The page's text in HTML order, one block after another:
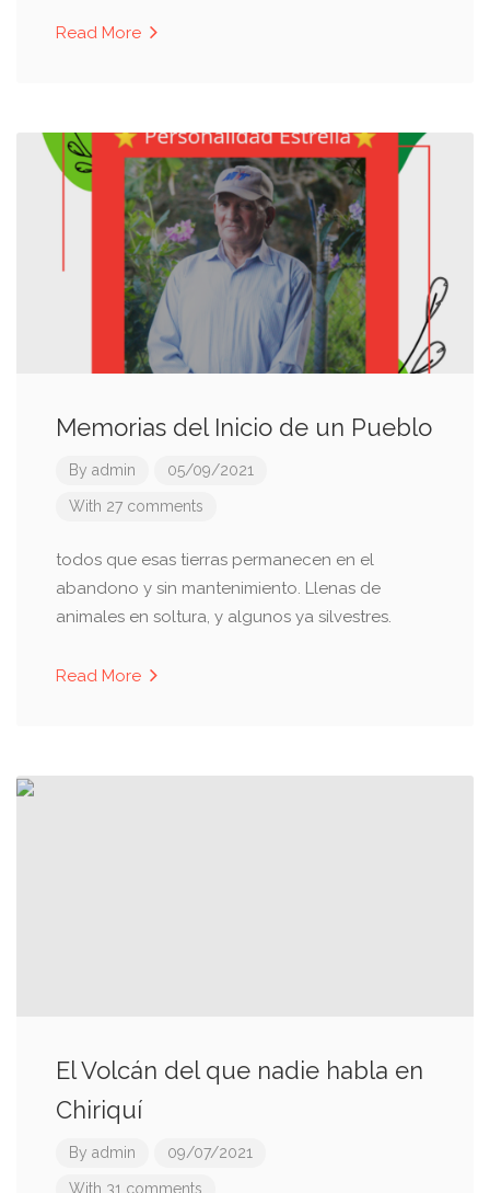
Read More
Memorias del Inicio de un Pueblo
By admin 05/09/2021
With 27 comments
todos que esas tierras permanecen en el
abandono y sin mantenimiento. Llenas de
animales en soltura, y algunos ya silvestres.
Read More
El Volcán del que nadie habla en
Chiriquí
By admin 09/07/2021
With 31 comments